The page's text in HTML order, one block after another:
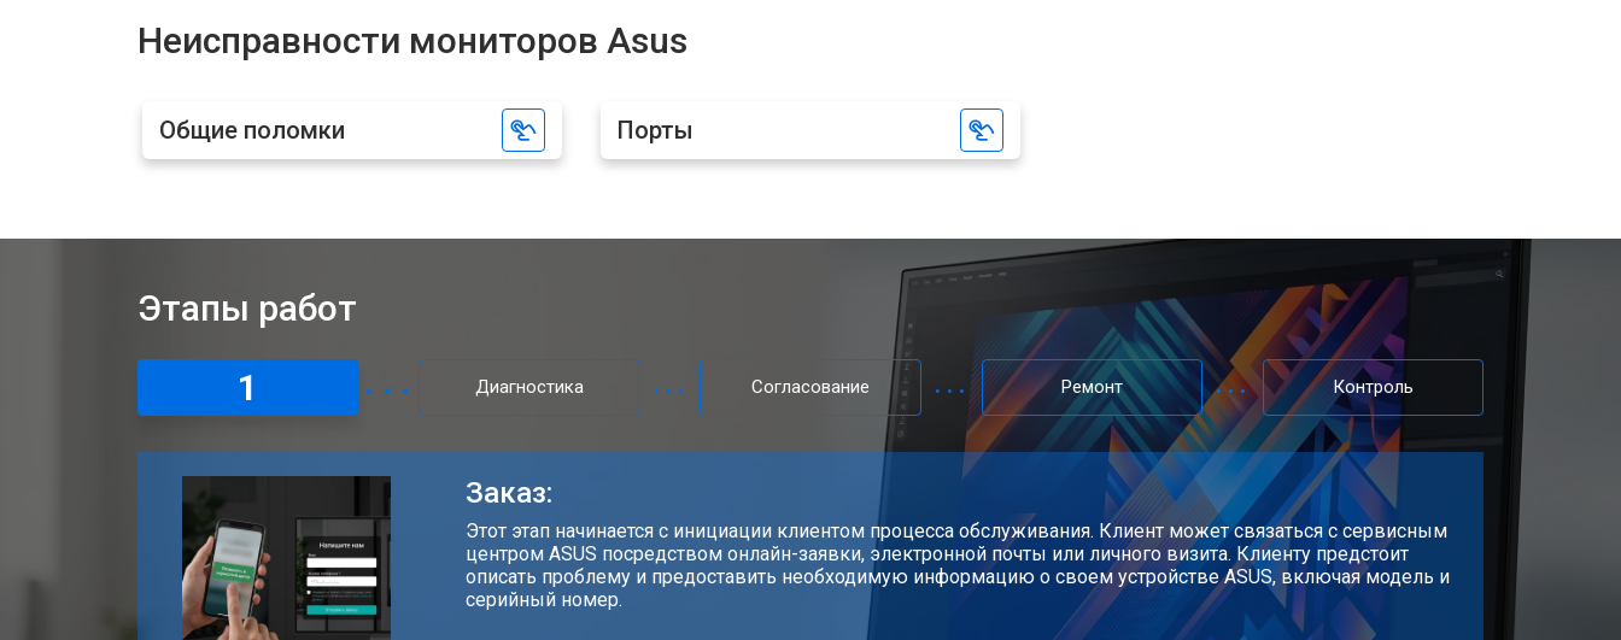
Неисправности мониторов Asus
Общие поломки Порты
Этапы работ
1
Диагностика Согласование Ремонт Контроль
Заказ:
Этот этап начинается с инициации клиентом процесса обслуживания. Клиент может связаться с сервисным
центром ASUS посредством онлайн-заявки, электронной почты или личного визита. Клиенту предстоит
описать проблему и предоставить необходимую информацию о своем устройстве ASUS, включая модель и
серийный номер.